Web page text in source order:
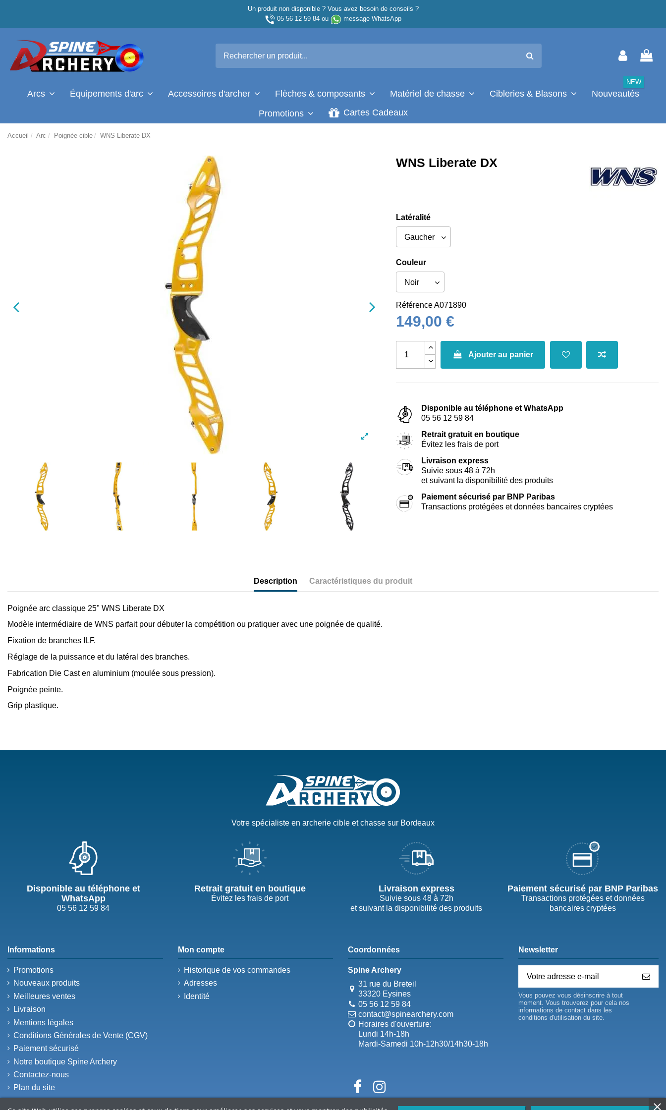
Un produit non disponible ? Vous avez besoin de conseils ?
05 56 12 59 84ou message WhatsApp
Arcs Équipements d'arc Accessoires d'archer Flèches & composants Matériel de chasse Cibleries & Blasons Nouveautés
NEW
Promotions Cartes Cadeaux
Accueil Arc Poignée cible WNS Liberate DX
WNS Liberate DX
Latéralité
Couleur
RéférenceA071890
149,00 €
Ajouter au panier
Disponible au téléphone et WhatsApp
05 56 12 59 84
Retrait gratuit en boutique
Évitez les frais de port
Livraison express
Suivie sous 48 à 72h
et suivant la disponibilité des produits
Paiement sécurisé par BNP Paribas
Transactions protégées et données bancaires cryptées
Description Caractéristiques du produit
Poignée arc classique 25" WNS Liberate DX
Modèle intermédiaire de WNS parfait pour débuter la compétition ou pratiquer avec une poignée de qualité.
Fixation de branches ILF.
Réglage de la puissance et du latéral des branches.
Fabrication Die Cast en aluminium (moulée sous pression).
Poignée peinte.
Grip plastique.
Votre spécialiste en archerie cible et chasse sur Bordeaux
Disponible au téléphone et
WhatsApp
05 56 12 59 84
Retrait gratuit en boutique
Évitez les frais de port
Livraison express
Suivie sous 48 à 72h
et suivant la disponibilité des produits
Paiement sécurisé par BNP Paribas
Transactions protégées et données
bancaires cryptées
Informations
Promotions
Nouveaux produits
Meilleures ventes
Livraison
Mentions légales
Conditions Générales de Vente (CGV)
Paiement sécurisé
Notre boutique Spine Archery
Contactez-nous
Plan du site
Mon compte
Historique de vos commandes
Adresses
Identité
Coordonnées
Spine Archery
31 rue du Breteil
33320 Eysines
05 56 12 59 84
contact@spinearchery.com
Horaires d'ouverture:
Lundi 14h-18h
Mardi-Samedi 10h-12h30/14h30-18h
Newsletter
Vous pouvez vous désinscrire à tout
moment. Vous trouverez pour cela nos
informations de contact dans les
conditions d'utilisation du site.